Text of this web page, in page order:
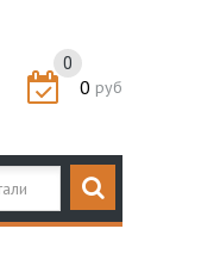
0
0 руб